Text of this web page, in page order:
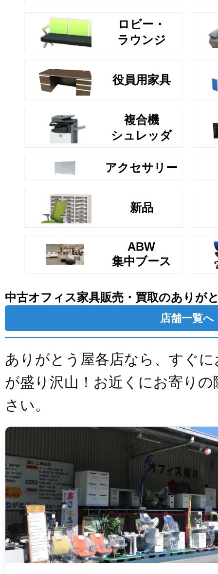
ロビー・
ラウンジ
役員用家具
複合機
シュレッダ
アクセサリー
新品
ABW
集中ブース
中古オフィス家具販売・買取のありが
店舗一覧へ
ありがとう屋各店なら、すぐ
が盛り沢山！お近くにお寄り
さい。